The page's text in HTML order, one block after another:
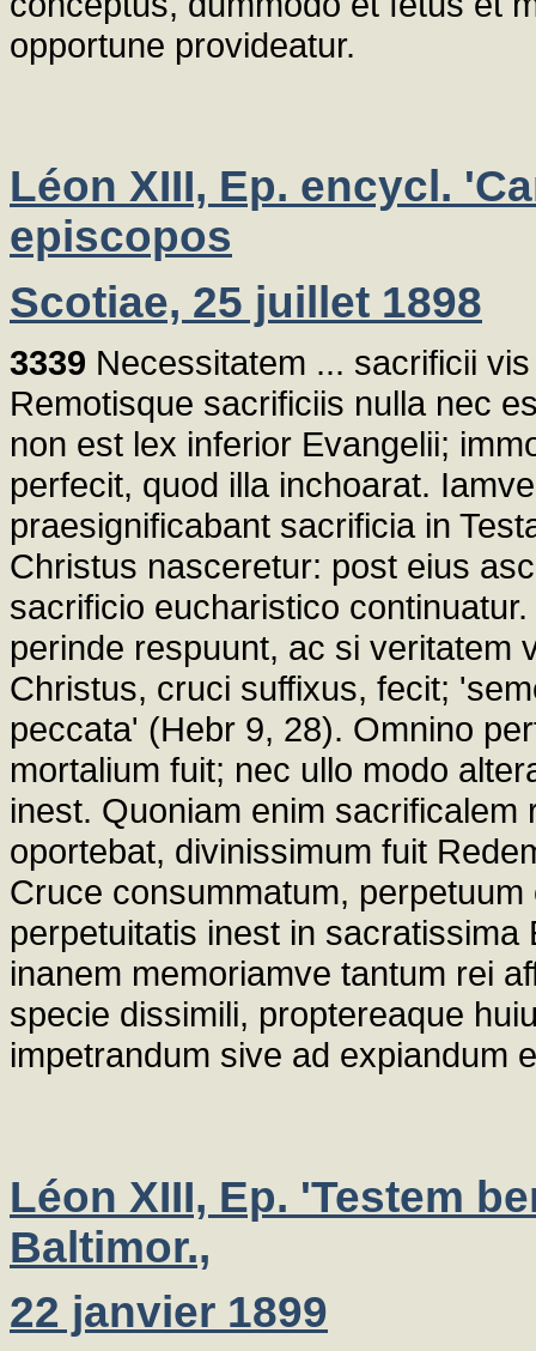
opportune provideatur.
Léon XIII, Ep. encycl.
episcopos
Scotiae, 25 juillet 1898
3339 Necessitatem ... sacrificii
Remotisque sacrificiis nulla nec
non est lex inferior Evangelii;
perfecit, quod illa inchoarat.
praesignificabant sacrificia in
Christus nasceretur: post eius
sacrificio eucharistico
perinde respuunt, ac si veritatem
Christus, cruci suffixus, fecit;
peccata' (Hebr 9, 28). Omnino
mortalium fuit; nec ullo modo
inest. Quoniam enim
oportebat, divinissimum fuit
Cruce consummatum,
perpetuitatis inest in
inanem memoriamve tantum rei
specie dissimili, proptereaque
impetrandum sive ad expiandum
Léon XIII, Ep. 'Testem
Baltimor.,
22 janvier 1899